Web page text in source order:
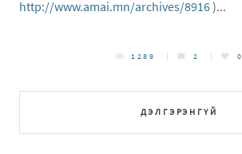
http://www.amai.mn/archives/8916)...
ДЭЛГЭРЭНГҮЙ
1289 2 0